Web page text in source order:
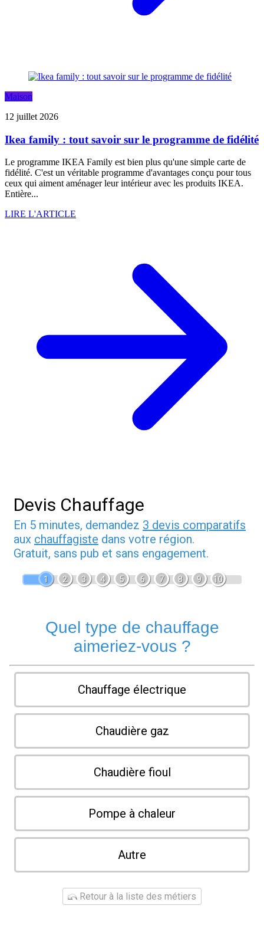
Maison
12 juillet 2026
Ikea family : tout savoir sur le programme de fidélité
Le programme IKEA Family est bien plus qu'une simple carte de
fidélité. C'est un véritable programme d'avantages conçu pour tous
ceux qui aiment aménager leur intérieur avec les produits IKEA.
Entière...
LIRE L'ARTICLE
Devis Chauffage
En 5 minutes, demandez 3 devis comparatifs
aux chauffagiste dans votre région.
Gratuit, sans pub et sans engagement.
1 2 3 4 5 6 7 8 9 10
Quel type de chauffage
aimeriez-vous ?
Chauffage électrique
Chaudière gaz
Chaudière fioul
Pompe à chaleur
Autre
Retour à la liste des métiers